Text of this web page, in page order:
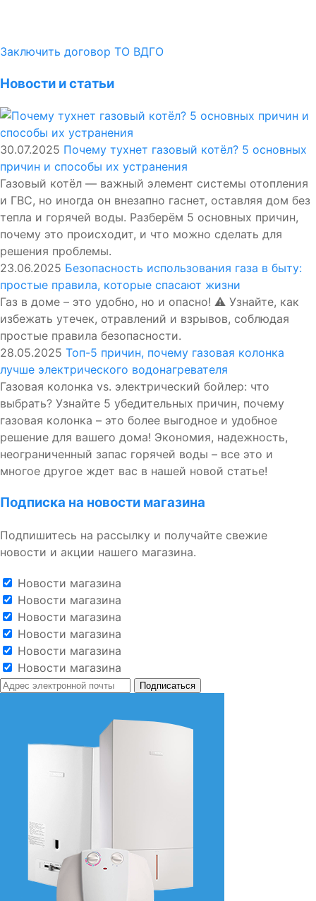
Заключить договор ТО ВДГО
Новости и статьи
30.07.2025 Почему тухнет газовый котёл? 5 основных
причин и способы их устранения
Газовый котёл — важный элемент системы отопления
и ГВС, но иногда он внезапно гаснет, оставляя дом без
тепла и горячей воды. Разберём 5 основных причин,
почему это происходит, и что можно сделать для
решения проблемы.
23.06.2025 Безопасность использования газа в быту:
простые правила, которые спасают жизни
Газ в доме – это удобно, но и опасно! ⚠️ Узнайте, как
избежать утечек, отравлений и взрывов, соблюдая
простые правила безопасности.
28.05.2025 Топ-5 причин, почему газовая колонка
лучше электрического водонагревателя
Газовая колонка vs. электрический бойлер: что
выбрать? Узнайте 5 убедительных причин, почему
газовая колонка – это более выгодное и удобное
решение для вашего дома! Экономия, надежность,
неограниченный запас горячей воды – все это и
многое другое ждет вас в нашей новой статье!
Подписка на новости магазина
Подпишитесь на рассылку и получайте свежие
новости и акции нашего магазина.
Новости магазина
Новости магазина
Новости магазина
Новости магазина
Новости магазина
Новости магазина